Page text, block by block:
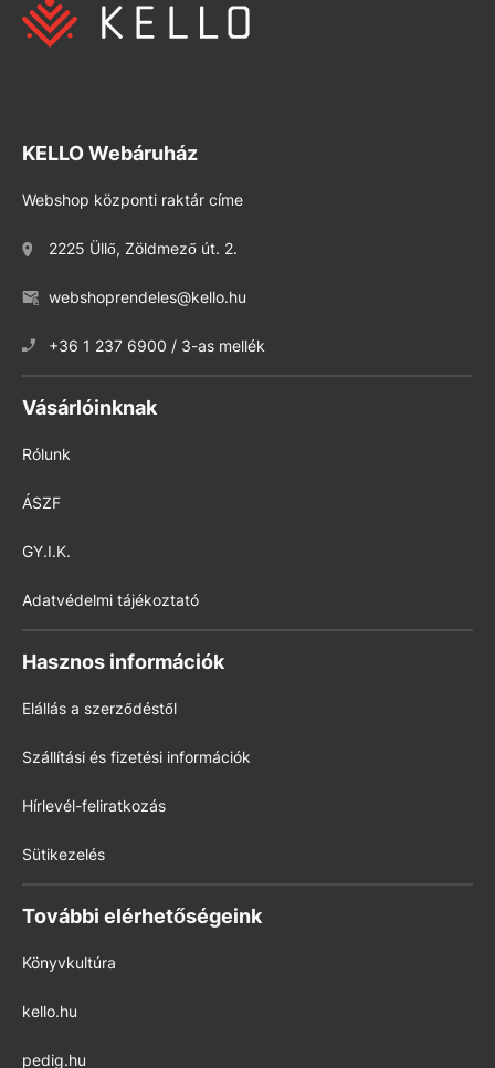
KELLO Webáruház
Webshop központi raktár címe
2225 Üllő, Zöldmező út. 2.
webshoprendeles@kello.hu
+36 1 237 6900 / 3-as mellék
Vásárlóinknak
Rólunk
ÁSZF
GY.I.K.
Adatvédelmi tájékoztató
Hasznos információk
Elállás a szerződéstől
Szállítási és fizetési információk
Hírlevél-feliratkozás
Sütikezelés
További elérhetőségeink
Könyvkultúra
kello.hu
pedig.hu